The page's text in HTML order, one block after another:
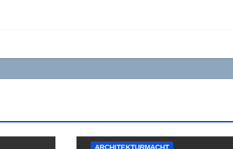
ARCHITEKTURMACHT